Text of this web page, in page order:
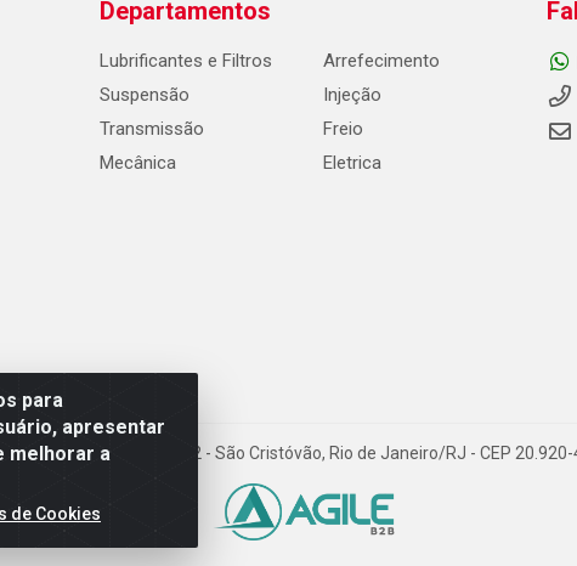
para
apresentar
melhorar a
de Cookies
Departamentos
Lubrificantes e Filtros
Suspensão
Transmissão
Mecânica
Arrefecimento
Injeção
Freio
Eletrica
Carneiro de Campos, 42 - São Cristóvão, Rio de Janeiro/RJ - CEP